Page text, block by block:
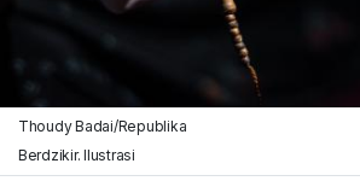
Thoudy Badai/Republika
Berdzikir. Ilustrasi